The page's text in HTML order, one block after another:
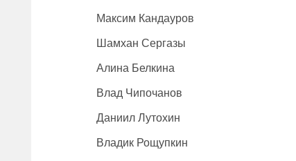
Максим Кандауров
Шамхан Сергазы
Алина Белкина
Влад Чипочанов
Даниил Лутохин
Владик Рощупкин